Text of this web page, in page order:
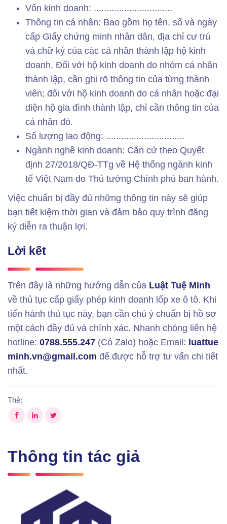
Vốn kinh doanh: ...............................
Thông tin cá nhân: Bao gồm họ tên, số và ngày
cấp Giấy chứng minh nhân dân, địa chỉ cư trú
và chữ ký của các cá nhân thành lập hộ kinh
doanh. Đối với hộ kinh doanh do nhóm cá nhân
thành lập, cần ghi rõ thông tin của từng thành
viên; đối với hộ kinh doanh do cá nhân hoặc đại
diện hộ gia đình thành lập, chỉ cần thông tin của
cá nhân đó.
Số lượng lao động: ...............................
Ngành nghề kinh doanh: Căn cứ theo Quyết
định 27/2018/QĐ-TTg về Hệ thống ngành kinh
tế Việt Nam do Thủ tướng Chính phủ ban hành.
Việc chuẩn bị đầy đủ những thông tin này sẽ giúp
bạn tiết kiệm thời gian và đảm bảo quy trình đăng
ký diễn ra thuận lợi.
Lời kết
Trên đây là những hướng dẫn của Luật Tuệ Minh
về thủ tục cấp giấy phép kinh doanh lốp xe ô tô. Khi
tiến hành thủ tục này, bạn cần chú ý chuẩn bị hồ sơ
một cách đầy đủ và chính xác. Nhanh chóng liên hệ
hotline: 0788.555.247 (Có Zalo) hoặc Email: luattue
minh.vn@gmail.com để được hỗ trợ tư vấn chi tiết
nhất.
Thẻ:
Thông tin tác giả